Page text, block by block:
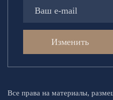
Изменить
Все права на материалы,